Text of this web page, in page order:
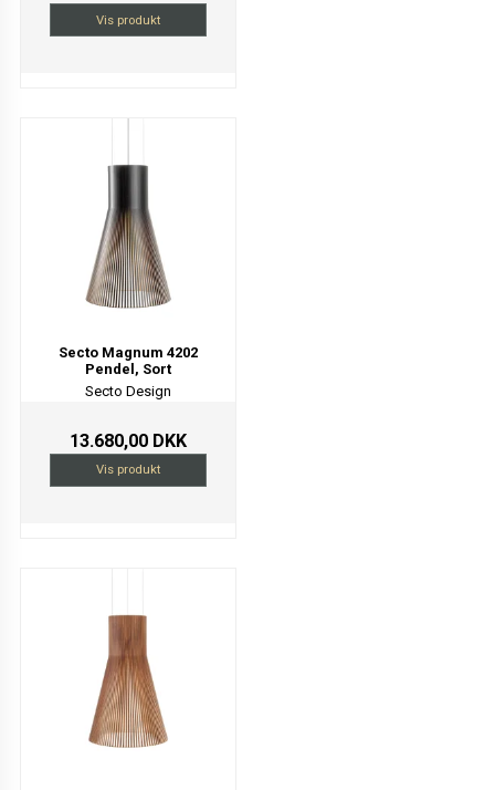
Vis produkt
Secto Magnum 4202
Pendel, Sort
Secto Design
13.680,00 DKK
Vis produkt